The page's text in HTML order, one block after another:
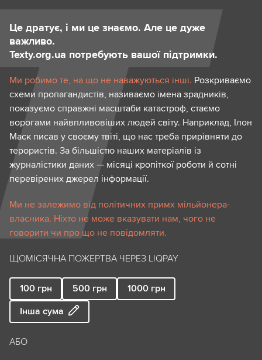
Це дратує, і ми це знаємо. Але це дуже
важливо.
Texty.org.ua потребують вашої підтримки.
Ми робимо те, на що не наважуються інші. Розкриваємо
схеми пропагандистів, називаємо імена зрадників,
показуємо справжні масштаби катастроф, стаємо
ворогами найвпливовіших людей світу. Наприклад, Ілон
Маск писав у своєму твіті, що нас треба прирівняти до
терористів. За більшістю наших матеріалів із
журналістики даних — місяці кропіткої роботи й сотні
перевірених джерел інформації.
Ми не залежимо від політичних примх мільйонера-
власника. Ніхто не може вказувати нам, чого не
говорити чи про що не повідомляти.
ЩОМІСЯЧНА ПОЖЕРТВА ЧЕРЕЗ LIQPAY
100 грн 500 грн 1000 грн
Інша сума
АБО